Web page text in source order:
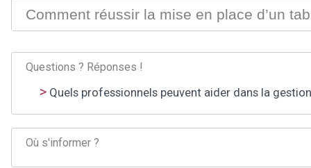
Comment réussir la mise en place d’un
Questions ? Réponses !
Quels professionnels peuvent aider dans la
Où s'informer ?